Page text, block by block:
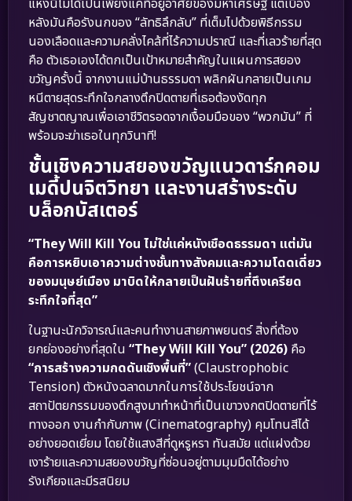
หลังมันคือรังนกของ “ลัทธิลึกลับ” ที่เต็มไปด้วยพิธีกรรม
นองเลือดและความคลั่งไคล้ที่ไร้ความปราณี และที่เลวร้ายที่สุด
คือ ตัวเธอเองได้ตกเป็นเป้าหมายสำคัญในแผนการสยอง
ขวัญครั้งนี้ จากงานแม่บ้านธรรมดา พลิกผันกลายเป็นเกม
หนีตายสุดระทึกใจกลางตึกปิดตายที่เธอต้องงัดทุก
สัญชาตญาณเพื่อเอาชีวิตรอดจากเงื้อมมือของ “พวกมัน” ที่
พร้อมจะฆ่าเธอในทุกวินาที!
ชั้นเชิงความสยองขวัญแนวดาร์กคอม
เมดี้ปนจิตวิทยา และงานสร้างระดับ
บล็อกบัสเตอร์
“They Will Kill You ไม่ใช่แค่หนังเชือดธรรมดา แต่มัน
คือการหยิบเอาความต่างชั้นทางสังคมและความโดดเดี่ยว
ของมนุษย์เมือง มาบิดให้กลายเป็นฝันร้ายที่ตึงเครียด
ระทึกใจที่สุด”
ในฐานะนักวิจารณ์และคนทำงานสายภาพยนตร์ สิ่งที่ต้อง
ยกย่องอย่างที่สุดใน “They Will Kill You” (2026) คือ
“การสร้างความกดดันเชิงพื้นที่”(Claustrophobic
Tension) ตัวหนังฉลาดมากในการใช้ประโยชน์จาก
สถาปัตยกรรมของตึกสูงมาทำหน้าที่เป็นเขาวงกตปิดตายที่ไร้
ทางออก งานกำกับภาพ (Cinematography) คุมโทนสีได้
อย่างยอดเยี่ยม โดยใช้แสงสีที่ดูหรูหรา ทันสมัย แต่แฝงด้วย
เงาร้ายและความสยองขวัญที่ซ่อนอยู่ตามมุมมืดได้อย่าง
รังเกียจและมีรสนิยม